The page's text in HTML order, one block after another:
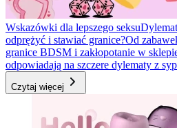
Wskazówki dla lepszego seksu
odprężyć i stawiać granice?Od
granice BDSM i zakłopotanie w
odpowiadają na szczere dylematy z
Czytaj więcej